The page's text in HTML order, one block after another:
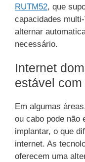
RUTM52, que
capacidades
alternar
necessário.
Internet
estável
Em algumas
ou cabo pode não
implantar, o que
internet. As
oferecem uma